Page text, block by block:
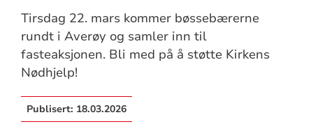
Tirsdag 22. mars kommer bøssebærerne
rundt i Averøy og samler inn til
fasteaksjonen. Bli med på å støtte Kirkens
Nødhjelp!
Publisert: 18.03.2026